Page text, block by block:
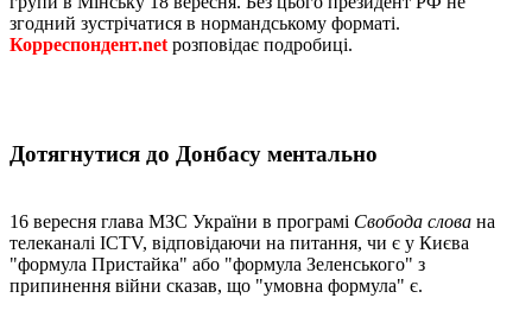
згодний зустрічатися в нормандському форматі.
Корреспондент.net розповідає подробиці.
Дотягнутися до Донбасу ментально
16 вересня глава МЗС України в програмі Свобода слова на
телеканалі ICTV, відповідаючи на питання, чи є у Києва
"формула Пристайка" або "формула Зеленського" з
припинення війни сказав, що "умовна формула" є.